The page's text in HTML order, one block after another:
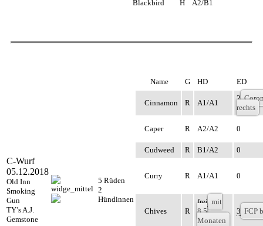
Blackbird H A2/B1
Name G HD ED
C-Wurf
05.12.2018
Old Inn
Smoking
Gun
TY’s A.J.
Gemstone
5 Rüden
2
Hündinnen
Cinnamon R A1/A1
2
rechts
Caper R A2/A2 0
Cudweed R B1/A2 0
Curry R A1/A1 0
Chives R
frei mit
8,5
Monaten
3 FCP